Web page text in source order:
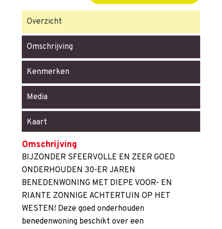
Overzicht
Omschrijving
Kenmerken
Media
Kaart
Omschrijving
BIJZONDER SFEERVOLLE EN ZEER GOED
ONDERHOUDEN 30-ER JAREN
BENEDENWONING MET DIEPE VOOR- EN
RIANTE ZONNIGE ACHTERTUIN OP HET
WESTEN! Deze goed onderhouden
benedenwoning beschikt over een